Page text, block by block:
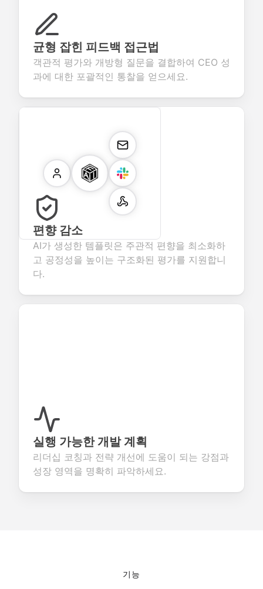
균형 잡힌 피드백 접근법
객관적 평가와 개방형 질문을 결합하여 CEO 성
과에 대한 포괄적인 통찰을 얻으세요.
편향 감소
AI가 생성한 템플릿은 주관적 편향을 최소화하
고 공정성을 높이는 구조화된 평가를 지원합니
다.
실행 가능한 개발 계획
리더십 코칭과 전략 개선에 도움이 되는 강점과
성장 영역을 명확히 파악하세요.
기능